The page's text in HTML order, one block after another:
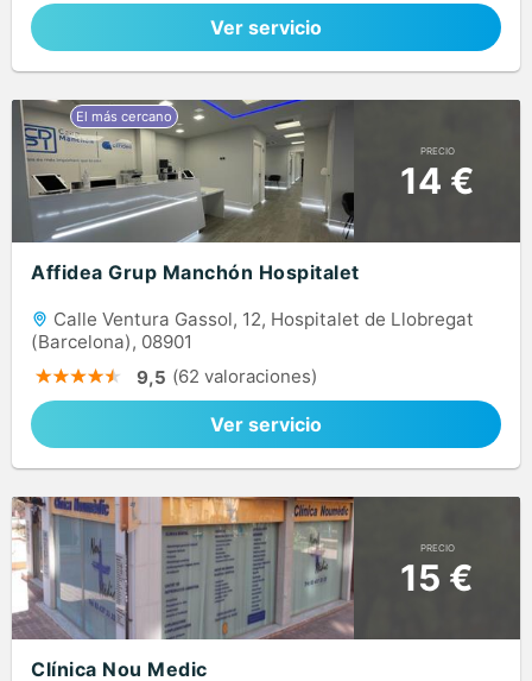
Ver servicio
PRECIO
14 €
Affidea Grup Manchón Hospitalet
Calle Ventura Gassol, 12, Hospitalet de Llobregat
(Barcelona), 08901
9,5 (62 valoraciones)
Ver servicio
PRECIO
15 €
Clínica Nou Medic